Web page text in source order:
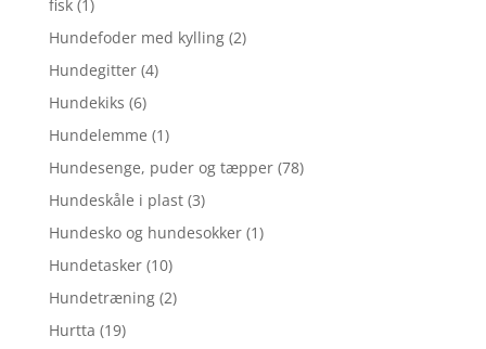
fisk (1)
Hundefoder med kylling (2)
Hundegitter (4)
Hundekiks (6)
Hundelemme (1)
Hundesenge, puder og tæpper (78)
Hundeskåle i plast (3)
Hundesko og hundesokker (1)
Hundetasker (10)
Hundetræning (2)
Hurtta (19)